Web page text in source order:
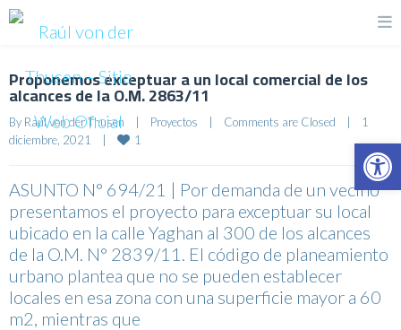
Proponemos exceptuar a un local comercial de los
alcances de la O.M. 2863/11
By Raúl von der Thusen Proyectos Comments are Closed
1
diciembre, 2021
1
ASUNTO N° 694/21 | Por demanda de un vecino
presentamos el proyecto para exceptuar su local
ubicado en la calle Yaghan al 300 de los alcances
de la O.M. N° 2839/11. El código de planeamiento
urbano plantea que no se pueden establecer
locales en esa zona con una superficie mayor a 60
m2, mientras que